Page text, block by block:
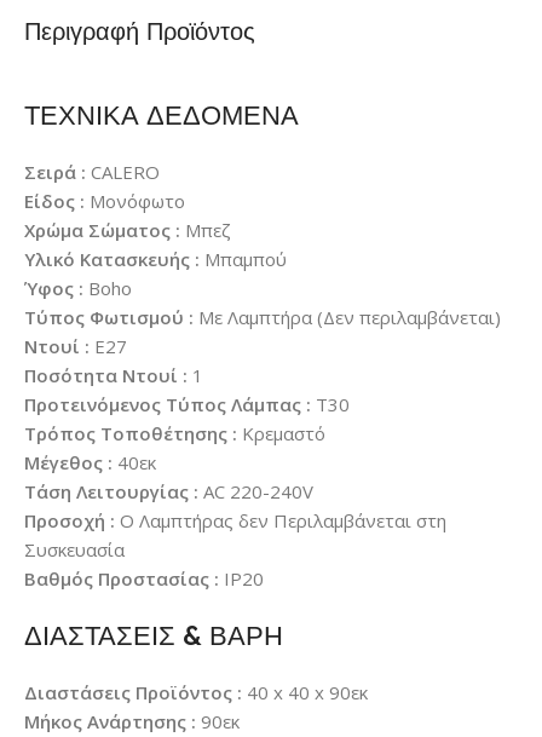
Περιγραφή Προϊόντος
ΤΕΧΝΙΚΑ ΔΕΔΟΜΕΝΑ
Σειρά : CALERO
Είδος : Μονόφωτο
Χρώμα Σώματος : Μπεζ
Υλικό Κατασκευής : Μπαμπού
Ύφος : Boho
Τύπος Φωτισμού : Με Λαμπτήρα (Δεν περιλαμβάνεται)
Ντουί : E27
Ποσότητα Ντουί : 1
Προτεινόμενος Τύπος Λάμπας : T30
Τρόπος Τοποθέτησης : Κρεμαστό
Μέγεθος : 40εκ
Τάση Λειτουργίας : AC 220-240V
Προσοχή : Ο Λαμπτήρας δεν Περιλαμβάνεται στη
Συσκευασία
Βαθμός Προστασίας : IP20
ΔΙΑΣΤΑΣΕΙΣ & ΒΑΡΗ
Διαστάσεις Προϊόντος : 40 x 40 x 90εκ
Μήκος Ανάρτησης : 90εκ